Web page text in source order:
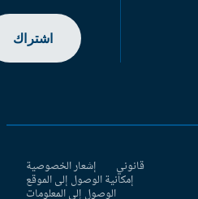
اشتراك
قانوني إشعار الخصوصية
إمكانية الوصول إلى الموقع
الوصول إلى المعلومات